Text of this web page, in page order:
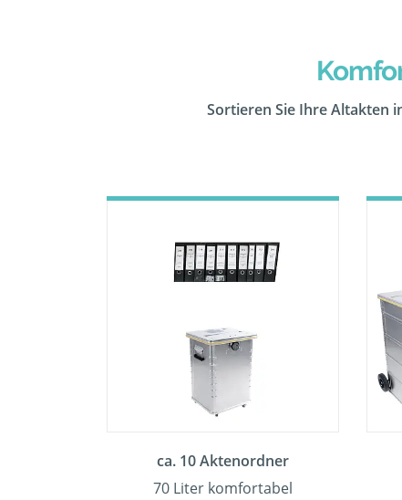
Sortieren Sie Ihre Altakten
ca. 10 Aktenordner
70 Liter komfortabel